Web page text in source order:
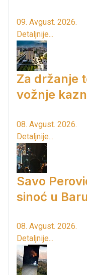
09. Avgust. 2026.
Detaljnije...
Za držanje
vožnje
08. Avgust. 2026.
Detaljnije...
Savo
sinoć u Baru
08. Avgust. 2026.
Detaljnije...